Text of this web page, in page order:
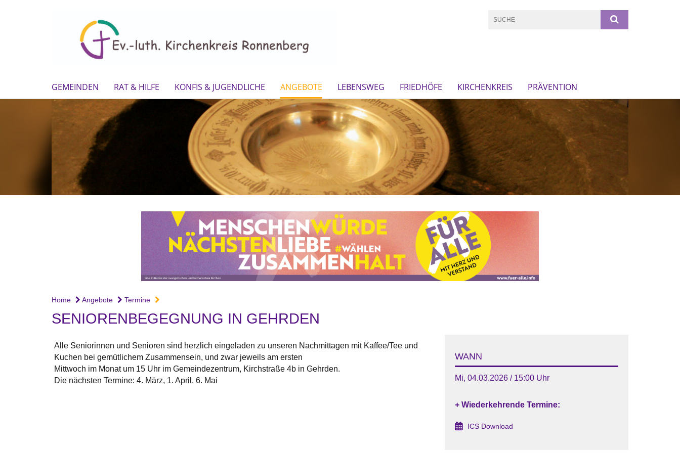
GEMEINDEN RAT & HILFE KONFIS & JUGENDLICHE ANGEBOTE LEBENSWEG FRIEDHÖFE KIRCHENKREIS PRÄVENTION
Home Angebote Termine
SENIORENBEGEGNUNG IN GEHRDEN
Alle Seniorinnen und Senioren sind herzlich eingeladen zu unseren Nachmittagen mit Kaffee/Tee und
Kuchen bei gemütlichem Zusammensein, und zwar jeweils am ersten
Mittwoch im Monat um 15 Uhr im Gemeindezentrum, Kirchstraße 4b in Gehrden.
Die nächsten Termine: 4. März, 1. April, 6. Mai
WANN
Mi, 04.03.2026 / 15:00 Uhr
+ Wiederkehrende Termine:
ICS Download